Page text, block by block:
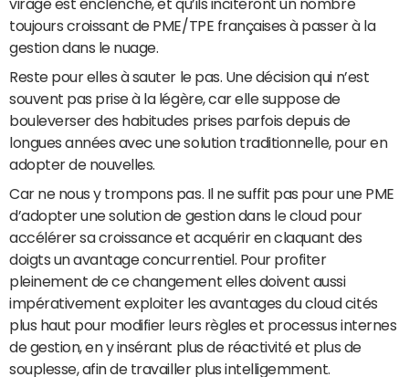
virage est enclenché, et qu’ils inciteront un nombre
toujours croissant de PME/TPE françaises à passer à la
gestion dans le nuage.
Reste pour elles à sauter le pas. Une décision qui n’est
souvent pas prise à la légère, car elle suppose de
bouleverser des habitudes prises parfois depuis de
longues années avec une solution traditionnelle, pour en
adopter de nouvelles.
Car ne nous y trompons pas. Il ne suffit pas pour une PME
d’adopter une solution de gestion dans le cloud pour
accélérer sa croissance et acquérir en claquant des
doigts un avantage concurrentiel. Pour profiter
pleinement de ce changement elles doivent aussi
impérativement exploiter les avantages du cloud cités
plus haut pour modifier leurs règles et processus internes
de gestion, en y insérant plus de réactivité et plus de
souplesse, afin de travailler plus intelligemment.